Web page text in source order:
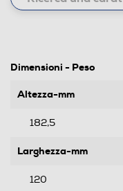
Dimensioni - Peso
Altezza-mm
182,5
Larghezza-mm
120